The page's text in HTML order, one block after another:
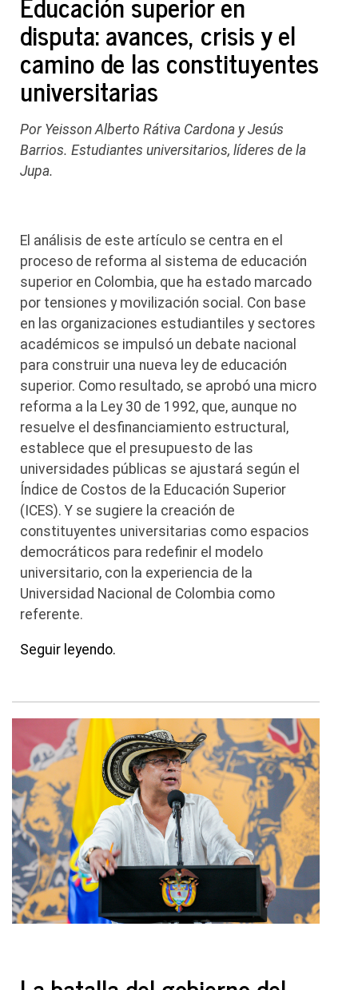
disputa: avances, crisis y el
camino de las constituyentes
universitarias
Por Yeisson Alberto Rátiva Cardona y Jesús
Barrios. Estudiantes universitarios, líderes de la
Jupa.
El análisis de este artículo se centra en el
proceso de reforma al sistema de educación
superior en Colombia, que ha estado marcado
por tensiones y movilización social. Con base
en las organizaciones estudiantiles y sectores
académicos se impulsó un debate nacional
para construir una nueva ley de educación
superior. Como resultado, se aprobó una micro
reforma a la Ley 30 de 1992, que, aunque no
resuelve el desfinanciamiento estructural,
establece que el presupuesto de las
universidades públicas se ajustará según el
Índice de Costos de la Educación Superior
(ICES). Y se sugiere la creación de
constituyentes universitarias como espacios
democráticos para redefinir el modelo
universitario, con la experiencia de la
Universidad Nacional de Colombia como
referente.
Seguir leyendo.